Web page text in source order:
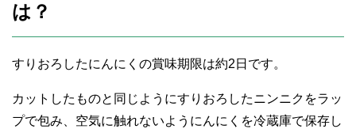
は？
すりおろしたにんにくの賞味期限は約2日です。
カットしたものと同じようにすりおろしたニンニクをラッ
プで包み、空気に触れないようにんにくを冷蔵庫で保存し